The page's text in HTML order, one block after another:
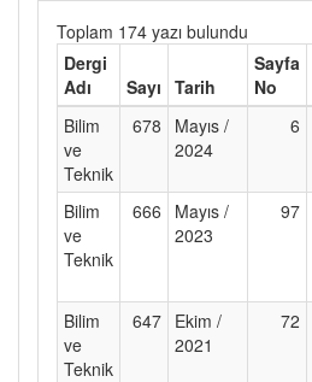
Toplam 174 yazı bulundu
Dergi
Adı
Sayı Tarih
Sayfa
No
Bilim
ve
Teknik
678
Mayıs /
2024
6
Bilim
ve
Teknik
666
Mayıs /
2023
97
Bilim
ve
Teknik
647 Ekim /
2021
72